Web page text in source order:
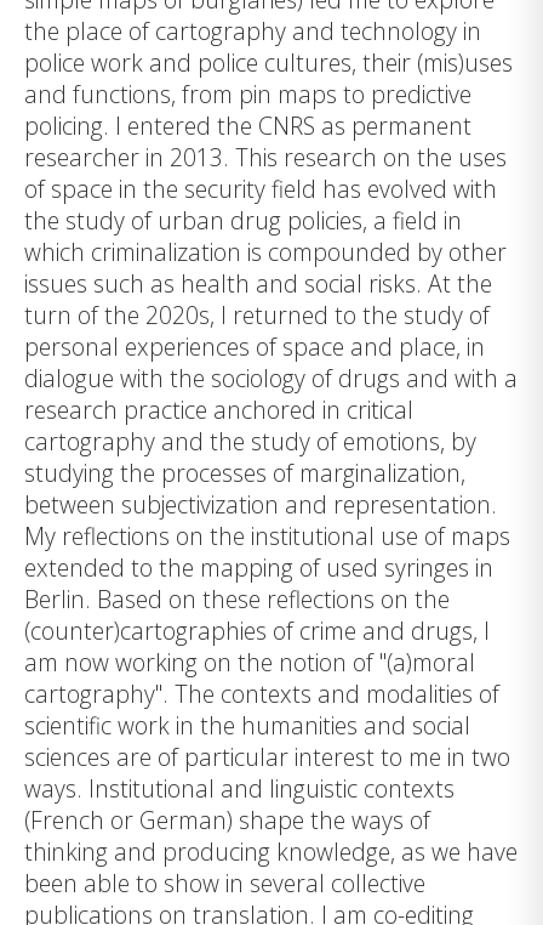
the place of cartography and technology in
police work and police cultures, their (mis)uses
and functions, from pin maps to predictive
policing. I entered the CNRS as permanent
researcher in 2013. This research on the uses
of space in the security field has evolved with
the study of urban drug policies, a field in
which criminalization is compounded by other
issues such as health and social risks. At the
turn of the 2020s, I returned to the study of
personal experiences of space and place, in
dialogue with the sociology of drugs and with a
research practice anchored in critical
cartography and the study of emotions, by
studying the processes of marginalization,
between subjectivization and representation.
My reflections on the institutional use of maps
extended to the mapping of used syringes in
Berlin. Based on these reflections on the
(counter)cartographies of crime and drugs, I
am now working on the notion of "(a)moral
cartography". The contexts and modalities of
scientific work in the humanities and social
sciences are of particular interest to me in two
ways. Institutional and linguistic contexts
(French or German) shape the ways of
thinking and producing knowledge, as we have
been able to show in several collective
publications on translation. I am co-editing